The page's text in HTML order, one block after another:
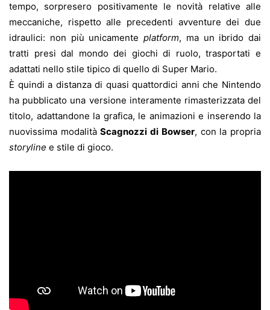
tempo, sorpresero positivamente le novità relative alle
meccaniche, rispetto alle precedenti avventure dei due
idraulici: non più unicamente platform, ma un ibrido dai
tratti presi dal mondo dei giochi di ruolo, trasportati e
adattati nello stile tipico di quello di Super Mario.
È quindi a distanza di quasi quattordici anni che Nintendo
ha pubblicato una versione interamente rimasterizzata del
titolo, adattandone la grafica, le animazioni e inserendo la
nuovissima modalitàScagnozzi di Bowser, con la propria
storyline e stile di gioco.